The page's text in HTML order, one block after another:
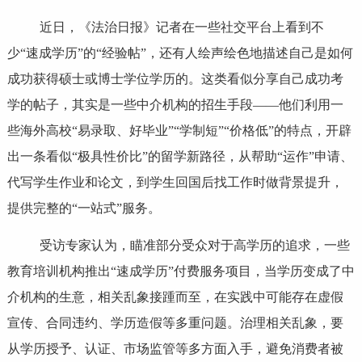
近日，《法治日报》记者在一些社交平台上看到不
少“速成学历”的“经验帖”，还有人绘声绘色地描述自己是如何
成功获得硕士或博士学位学历的。这类看似分享自己成功考
学的帖子，其实是一些中介机构的招生手段——他们利用一
些海外高校“易录取、好毕业”“学制短”“价格低”的特点，开辟
出一条看似“极具性价比”的留学新路径，从帮助“运作”申请、
代写学生作业和论文，到学生回国后找工作时做背景提升，
提供完整的“一站式”服务。
受访专家认为，瞄准部分受众对于高学历的追求，一些
教育培训机构推出“速成学历”付费服务项目，当学历变成了中
介机构的生意，相关乱象接踵而至，在实践中可能存在虚假
宣传、合同违约、学历造假等多重问题。治理相关乱象，要
从学历授予、认证、市场监管等多方面入手，避免消费者被